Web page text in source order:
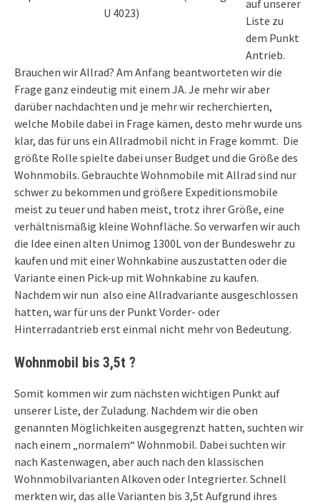
U 4023)
auf unserer
Liste zu
dem Punkt
Antrieb.
Brauchen wir Allrad? Am Anfang beantworteten wir die
Frage ganz eindeutig mit einem JA. Je mehr wir aber
darüber nachdachten und je mehr wir recherchierten,
welche Mobile dabei in Frage kämen, desto mehr wurde uns
klar, das für uns ein Allradmobil nicht in Frage kommt. Die
größte Rolle spielte dabei unser Budget und die Größe des
Wohnmobils. Gebrauchte Wohnmobile mit Allrad sind nur
schwer zu bekommen und größere Expeditionsmobile
meist zu teuer und haben meist, trotz ihrer Größe, eine
verhältnismäßig kleine Wohnfläche. So verwarfen wir auch
die Idee einen alten Unimog 1300L von der Bundeswehr zu
kaufen und mit einer Wohnkabine auszustatten oder die
Variante einen Pick-up mit Wohnkabine zu kaufen.
Nachdem wir nun also eine Allradvariante ausgeschlossen
hatten, war für uns der Punkt Vorder- oder
Hinterradantrieb erst einmal nicht mehr von Bedeutung.
Wohnmobil bis 3,5t ?
Somit kommen wir zum nächsten wichtigen Punkt auf
unserer Liste, der Zuladung. Nachdem wir die oben
genannten Möglichkeiten ausgegrenzt hatten, suchten wir
nach einem „normalem“ Wohnmobil. Dabei suchten wir
nach Kastenwagen, aber auch nach den klassischen
Wohnmobilvarianten Alkoven oder Integrierter. Schnell
merkten wir, das alle Varianten bis 3,5t Aufgrund ihres